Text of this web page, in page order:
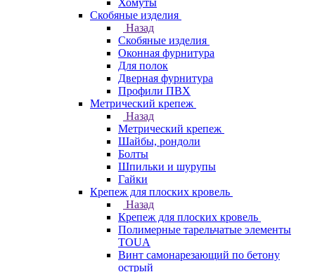
Хомуты
Скобяные изделия
Назад
Скобяные изделия
Оконная фурнитура
Для полок
Дверная фурнитура
Профили ПВХ
Метрический крепеж
Назад
Метрический крепеж
Шайбы, рондоли
Болты
Шпильки и шурупы
Гайки
Крепеж для плоских кровель
Назад
Крепеж для плоских кровель
Полимерные тарельчатые элементы
TOUA
Винт самонарезающий по бетону
острый